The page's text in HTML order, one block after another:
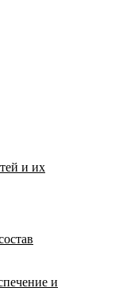
и их
и